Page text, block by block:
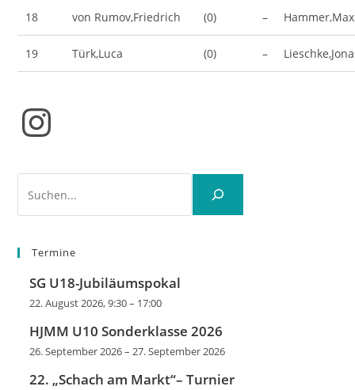
18 von Rumov,Friedrich (0) –
19 Türk,Luca (0) –
Instagram
Termine
SG U18-Jubiläumspokal
22. August 2026, 9:30– 17:00
HJMM U10 Sonderklasse 2026
26. September 2026–27. September 2026
22. „Schach am Markt“– Turnier